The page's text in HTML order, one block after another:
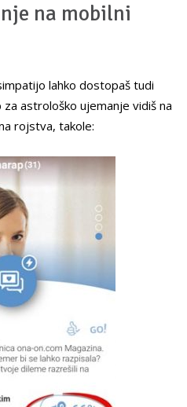
na mobilni
lahko dostopaš tudi
astrološko ujemanje vidiš na
rojstva, takole: